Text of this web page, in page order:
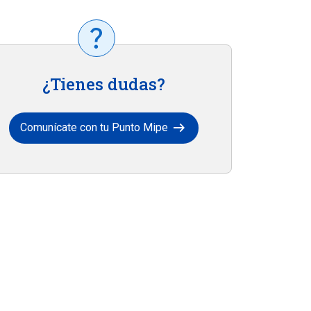
¿Tienes dudas?
Comunícate con tu Punto Mipe arrow_right_alt